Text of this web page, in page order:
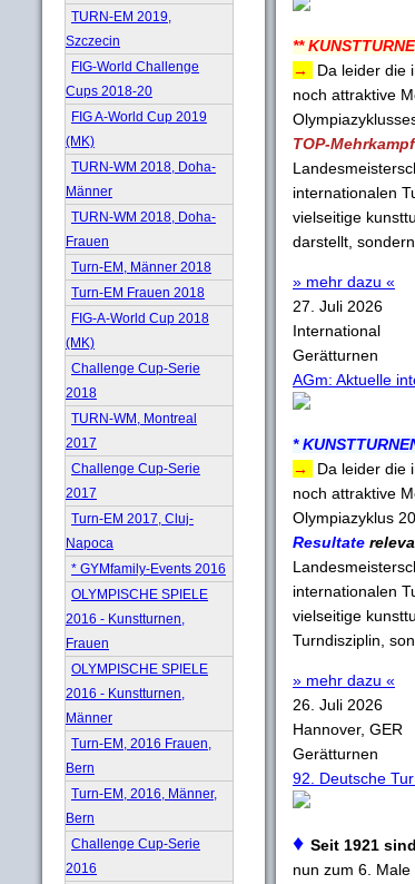
TURN-EM 2019,
Szczecin
FIG-World Challenge
Cups 2018-20
FIG A-World Cup 2019
(MK)
TURN-WM 2018, Doha-
Männer
TURN-WM 2018, Doha-
Frauen
Turn-EM, Männer 2018
Turn-EM Frauen 2018
FIG-A-World Cup 2018
(MK)
Challenge Cup-Serie
2018
TURN-WM, Montreal
2017
Challenge Cup-Serie
2017
Turn-EM 2017, Cluj-
Napoca
* GYMfamily-Events 2016
OLYMPISCHE SPIELE
2016 - Kunstturnen,
Frauen
OLYMPISCHE SPIELE
2016 - Kunstturnen,
Männer
Turn-EM, 2016 Frauen,
Bern
Turn-EM, 2016, Männer,
Bern
Challenge Cup-Serie
2016
**
→
Da leider die
noch attraktive
TOP-
internationalen
vielseitige
darstellt, sondern
» mehr dazu «
27. Juli 2026
International
Gerätturnen
AGm: Aktuelle
*
→
Da leider die
noch attraktive
Olympiazyklus
Resultate
internationalen
vielseitige
Turndisziplin,
» mehr dazu «
26. Juli 2026
Hannover, GER
Gerätturnen
92. Deutsche
♦ Seit 1921
nun zum 6.